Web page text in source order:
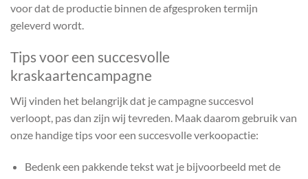
voor dat de productie binnen de afgesproken termijn
geleverd wordt.
Tips voor een succesvolle
kraskaartencampagne
Wij vinden het belangrijk dat je campagne succesvol
verloopt, pas dan zijn wij tevreden. Maak daarom gebruik van
onze handige tips voor een succesvolle verkoopactie:
Bedenk een pakkende tekst wat je bijvoorbeeld met de